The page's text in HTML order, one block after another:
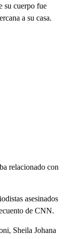
su cuerpo fue
a su casa.
relacionado con
asesinados
de CNN.
Sheila Johana